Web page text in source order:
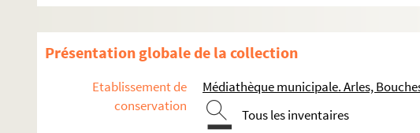
Présentation globale de la collection
Etablissement de
conservation
Médiathèque municipale. Arles,
Tous les inventaires